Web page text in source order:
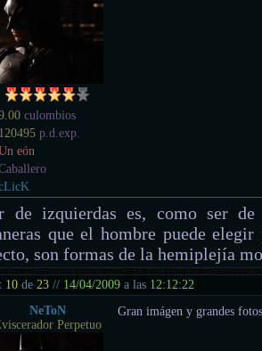
culombios
120495 p.d.exp.
eón
de izquierdas es, como ser
que el hombre puede
son formas de la hemiplejía
10 de 23 // 14/04/2009 a las 12:12:22
NeToN
Perpetuo
Gran imágen y grandes